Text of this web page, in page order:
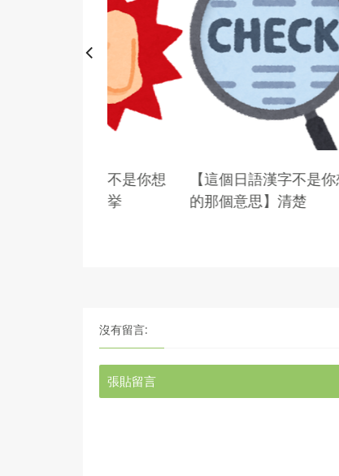
【這個日語漢字不是你想
的那個意思】清楚
【這
的那
沒有留言:
張貼留言